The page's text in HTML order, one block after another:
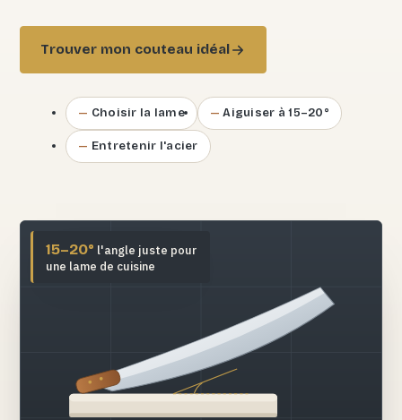
Trouver mon couteau idéal
Choisir la lame Aiguiser à 15–20°
Entretenir l'acier
15–20° l'angle juste pour
une lame de cuisine